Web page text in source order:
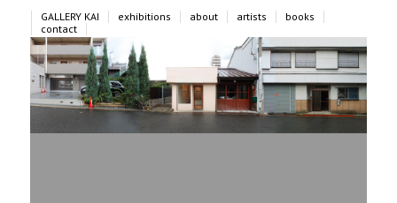
メ
イ
ン
メ
ニ
ュ
ー
GALLERY KAI exhibitions about artists
books
contact